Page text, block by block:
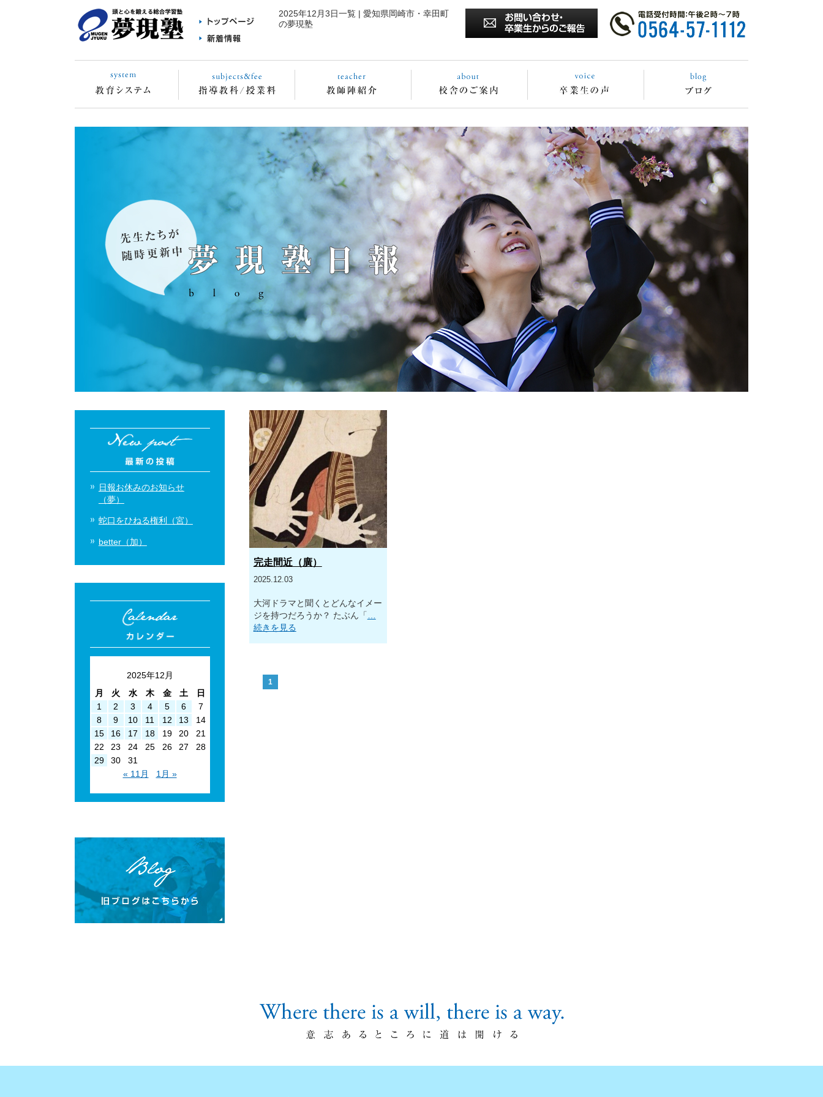
2025年12月3日一覧 | 愛知県岡崎市・幸田町
の夢現塾
完走間近（廣）
2025.12.03
大河ドラマと聞くとどんなイメー
ジを持つだろうか？ たぶん「 …
続きを見る
1
日報お休みのお知らせ
（夢）
蛇口をひねる権利（宮）
better（加）
2025年12月
月
火 水 木 金 土
日
1
2 3 4 5 6
7
8
9 10 11 12 13
14
15
16 17 18 19 20
21
22
23 24 25 26 27
28
29
30
31
« 11月
1月 »